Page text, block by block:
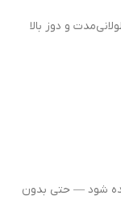
و دوز بالا
شود — حتی بدون